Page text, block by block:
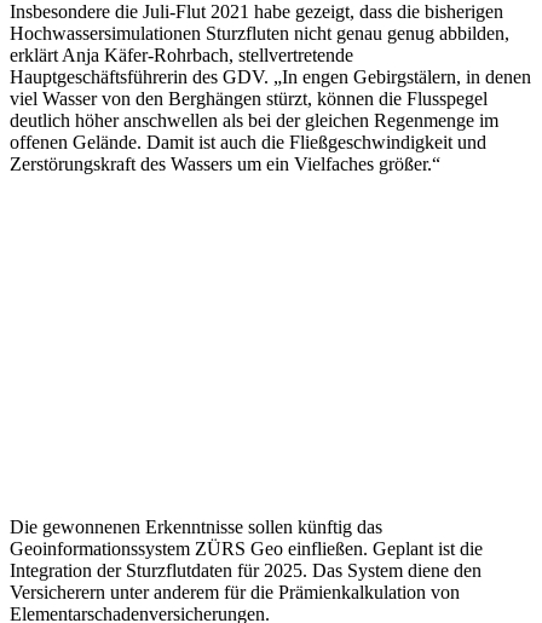
Insbesondere die Juli-Flut 2021 habe gezeigt, dass die bisherigen
Hochwassersimulationen Sturzfluten nicht genau genug abbilden,
erklärt Anja Käfer-Rohrbach, stellvertretende
Hauptgeschäftsführerin des GDV. „In engen Gebirgstälern, in denen
viel Wasser von den Berghängen stürzt, können die Flusspegel
deutlich höher anschwellen als bei der gleichen Regenmenge im
offenen Gelände. Damit ist auch die Fließgeschwindigkeit und
Zerstörungskraft des Wassers um ein Vielfaches größer.“
Die gewonnenen Erkenntnisse sollen künftig das
Geoinformationssystem ZÜRS Geo einfließen. Geplant ist die
Integration der Sturzflutdaten für 2025. Das System diene den
Versicherern unter anderem für die Prämienkalkulation von
Elementarschadenversicherungen.